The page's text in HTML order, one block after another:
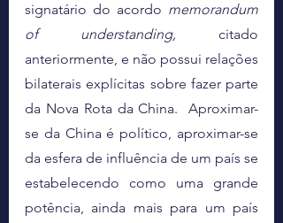
signatário do acordo memorandum
of understanding, citado
anteriormente, e não possui relações
bilaterais explícitas sobre fazer parte
da Nova Rota da China.  Aproximar-
se da China é político, aproximar-se
da esfera de influência de um país se
estabelecendo como uma grande
potência, ainda mais para um país